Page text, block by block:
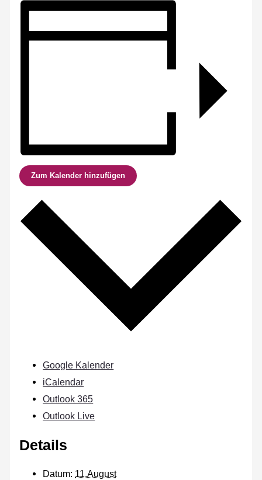
Zum Kalender hinzufügen
Google Kalender
iCalendar
Outlook 365
Outlook Live
Details
Datum: 11.August